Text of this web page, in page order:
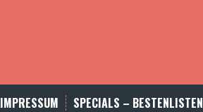
IMPRESSUM
SPECIALS – BESTENLISTEN